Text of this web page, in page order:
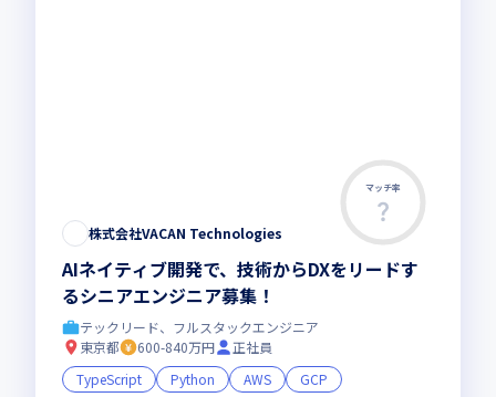
マッチ率
株式会社VACAN Technologies
AIネイティブ開発で、技術からDXをリードす
るシニアエンジニア募集！
テックリード、フルスタックエンジニア
東京都
600-840万円
正社員
TypeScript
Python AWS
GCP